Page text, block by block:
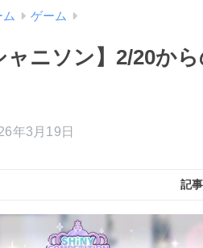
ム ゲーム
ャニソン】2/20か
年3月19日
記